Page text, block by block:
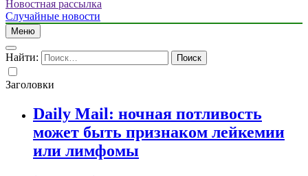
Новостная рассылка
Случайные новости
Меню
Найти:
Заголовки
Daily Mail: ночная потливость
может быть признаком лейкемии
или лимфомы